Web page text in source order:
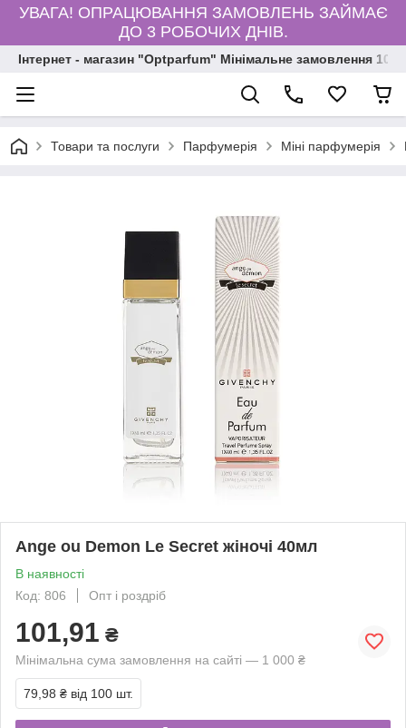
УВАГА! ОПРАЦЮВАННЯ ЗАМОВЛЕНЬ ЗАЙМАЄ
ДО 3 РОБОЧИХ ДНІВ.
Інтернет - магазин "Optparfum" Мінімальне замовлення
Товари та послуги Парфумерія Міні парфумерія
Ange ou Demon Le Secret жіночі 40мл
В наявності
Код: 806
Опт і роздріб
101,91 ₴
Мінімальна сума замовлення на сайті — 1 000 ₴
79,98 ₴ від 100 шт.